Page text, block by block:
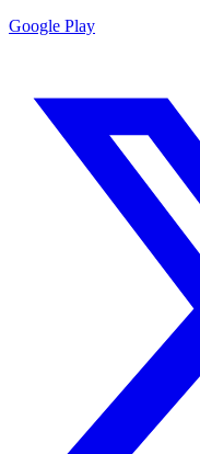
Google Play